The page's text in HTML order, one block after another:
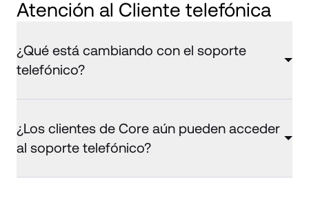
Atención al Cliente telefónica
¿Qué está cambiando con el soporte
telefónico?
¿Los clientes de Core aún pueden acceder
al soporte telefónico?